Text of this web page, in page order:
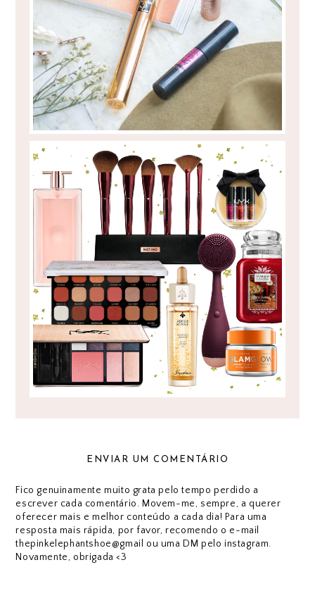
TOP 5 MÁSCARAS DE PESTANAS
PRESENTES DE NATAL PARA ELA
ENVIAR UM COMENTÁRIO
Fico genuinamente muito grata pelo tempo perdido a
escrever cada comentário. Movem-me, sempre, a querer
oferecer mais e melhor conteúdo a cada dia! Para uma
resposta mais rápida, por favor, recomendo o e-mail
thepinkelephantshoe@gmail ou uma DM pelo instagram.
Novamente, obrigada <3